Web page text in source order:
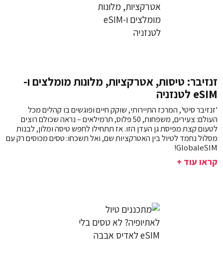
זנזיבר: טיסות, אטרקציות, מלונות מומלצים ו-
eSIM לטנזניה
'זנזיבר סיטי', המרכז התיירותי, שוקק חיים ופוגשים בו קהלים מכל
העולם: צעירים, משפחות, 50 פלוס, תרמילאים – נראה שכולם רוצים
לטעום קצת מפיסת גן העדן הזו. אז תתחילו לחפש טיסה ומלון, לבנות
מסלול נחמד לטיול בין האטרקציות שם, ואל תשכחו: טסים מכוסים רק עם
GlobaleSIM!
קראו עוד +